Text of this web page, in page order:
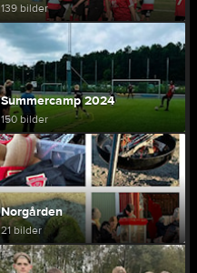
139 bilder
Summercamp 2024
150 bilder
Norgården
21 bilder